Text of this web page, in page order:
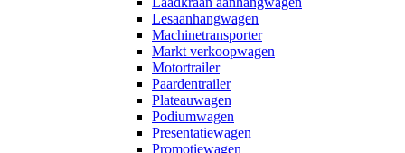
Lesaanhangwagen
Machinetransporter
Markt verkoopwagen
Motortrailer
Paardentrailer
Plateauwagen
Podiumwagen
Presentatiewagen
Promotiewagen